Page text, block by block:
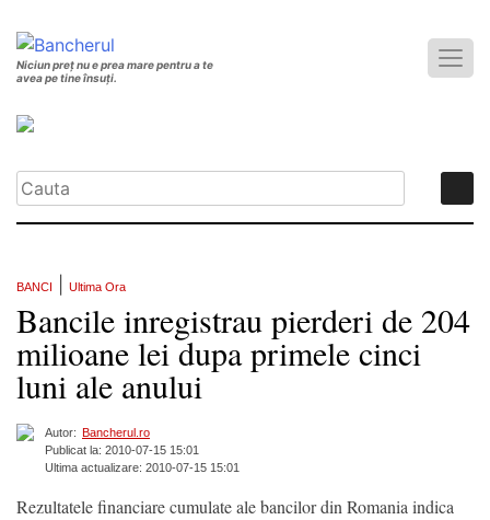
Niciun preț nu e prea mare pentru a te
avea pe tine însuți.
BANCI Ultima Ora
Bancile inregistrau pierderi de 204
milioane lei dupa primele cinci
luni ale anului
Autor: Bancherul.ro
Publicat la: 2010-07-15 15:01
Ultima actualizare: 2010-07-15 15:01
Rezultatele financiare cumulate ale bancilor din Romania indica